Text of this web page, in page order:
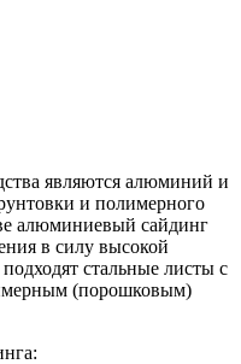
являются алюминий и
и полимерного
алюминиевый сайдинг
в силу высокой
стальные листы с
(порошковым)